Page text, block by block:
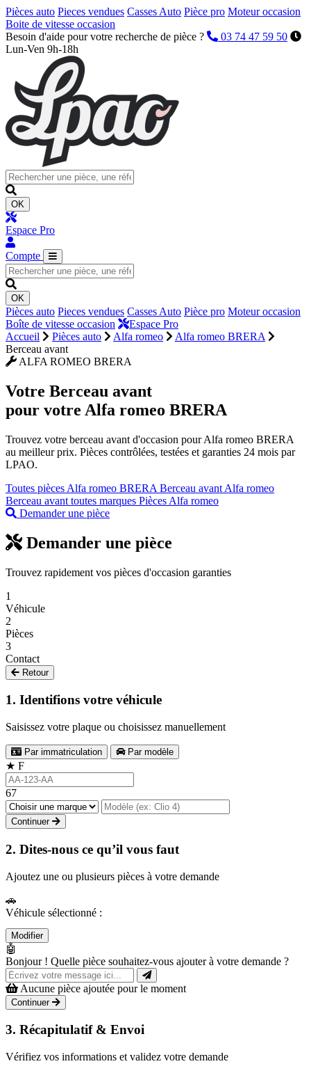
Pièces auto Pieces vendues Casses Auto Pièce pro Moteur occasion
Boite de vitesse occasion
Besoin d'aide pour votre recherche de pièce ?
03 74 47 59 50
Lun-Ven 9h-18h
OK
Espace Pro
Compte
OK
Pièces auto Pieces vendues Casses Auto Pièce pro Moteur occasion
Boîte de vitesse occasion
Espace Pro
Accueil
Pièces auto Alfa romeo
Alfa romeo BRERA
Berceau avant
ALFA ROMEO BRERA
Votre Berceau avant
pour votre Alfa romeo BRERA
Trouvez votre berceau avant d'occasion pour Alfa romeo BRERA
au meilleur prix. Pièces contrôlées, testées et garanties 24 mois par
LPAO.
Toutes pièces Alfa romeo BRERA Berceau avant Alfa romeo
Berceau avant toutes marques Pièces Alfa romeo
Demander une pièce
Demander une pièce
Trouvez rapidement vos pièces d'occasion garanties
1
Véhicule
2
Pièces
3
Contact
Retour
1. Identifions votre véhicule
Saisissez votre plaque ou choisissez manuellement
Par immatriculation Par modèle
★ F
67
Continuer
2. Dites-nous ce qu’il vous faut
Ajoutez une ou plusieurs pièces à votre demande
🚗
Véhicule sélectionné :
Modifier
🤖
Bonjour ! Quelle pièce souhaitez-vous ajouter à votre demande ?
Aucune pièce ajoutée pour le moment
Continuer
3. Récapitulatif & Envoi
Vérifiez vos informations et validez votre demande